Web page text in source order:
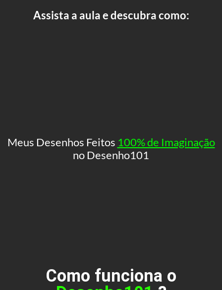
Assista a aula e descubra como:
Meus Desenhos Feitos 100% de Imaginação
no Desenho101
Como funciona o